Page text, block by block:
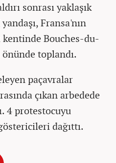
sonrası yaklaşık
Fransa'nın
Bouches-du-
toplandı.
paçavralar
çıkan arbedede
4 protestocuyu
dağıttı.